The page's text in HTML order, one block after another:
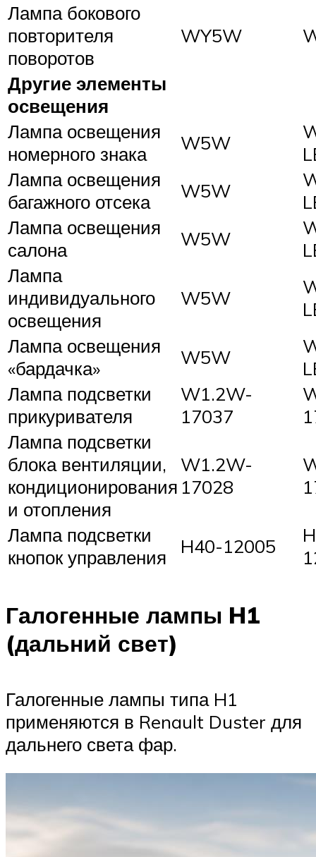
Лампа бокового
повторителя
поворотов
WY5W
Другие элементы
освещения
Лампа освещения
номерного знака
W5W
Лампа освещения
багажного отсека
W5W
Лампа освещения
салона
W5W
Лампа
индивидуального
освещения
W5W
Лампа освещения
«бардачка»
W5W
Лампа подсветки
прикуривателя
W1.2W-
17037
Лампа подсветки
блока вентиляции,
кондиционирования
и отопления
W1.2W-
17028
Лампа подсветки
кнопок управления
H40-12005
Галогенные лампы H1
(дальний свет)
Галогенные лампы типа H1
применяются в Renault Duster для
дальнего света фар.